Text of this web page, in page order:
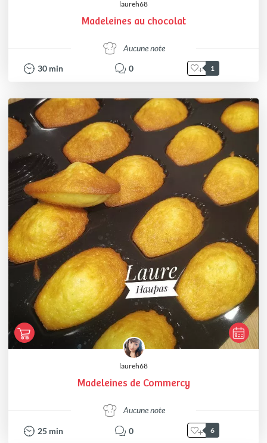
laureh68
Madeleines au chocolat
Aucune note
30 min 0 1
laureh68
Madeleines de Commercy
Aucune note
25 min 0 6